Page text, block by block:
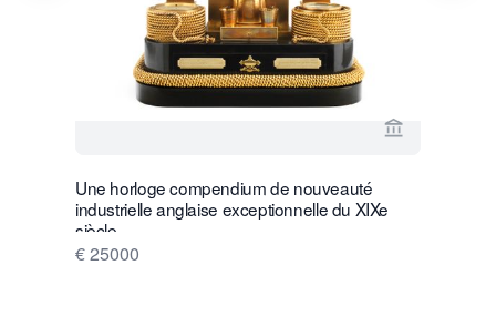
Voir la page
Une horloge compendium de nouveauté
industrielle anglaise exceptionnelle du XIXe
siècle
€ 25000